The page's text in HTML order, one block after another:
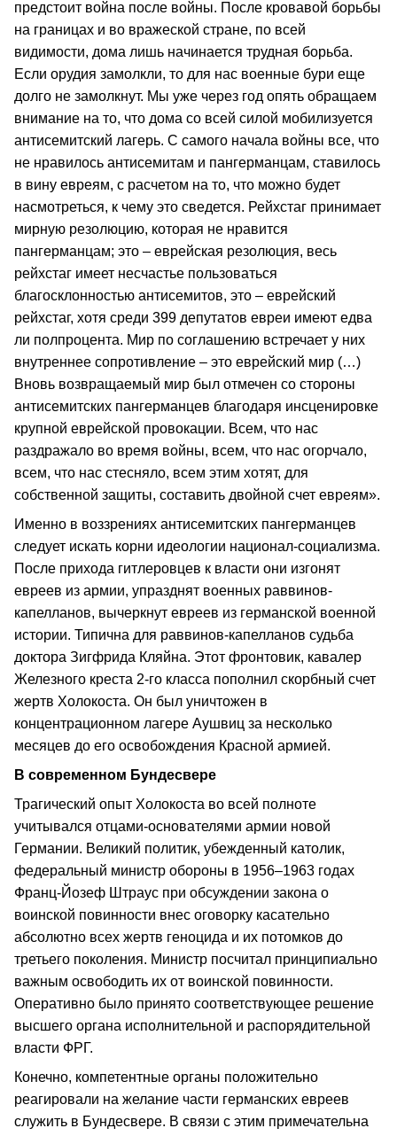
предстоит война после войны. После кровавой борьбы
на границах и во вражеской стране, по всей
видимости, дома лишь начинается трудная борьба.
Если орудия замолкли, то для нас военные бури еще
долго не замолкнут. Мы уже через год опять обращаем
внимание на то, что дома со всей силой мобилизуется
антисемитский лагерь. С самого начала войны все, что
не нравилось антисемитам и пангерманцам, ставилось
в вину евреям, с расчетом на то, что можно будет
насмотреться, к чему это сведется. Рейхстаг принимает
мирную резолюцию, которая не нравится
пангерманцам; это – еврейская резолюция, весь
рейхстаг имеет несчастье пользоваться
благосклонностью антисемитов, это – еврейский
рейхстаг, хотя среди 399 депутатов евреи имеют едва
ли полпроцента. Мир по соглашению встречает у них
внутреннее сопротивление – это еврейский мир (…)
Вновь возвращаемый мир был отмечен со стороны
антисемитских пангерманцев благодаря инсценировке
крупной еврейской провокации. Всем, что нас
раздражало во время войны, всем, что нас огорчало,
всем, что нас стесняло, всем этим хотят, для
собственной защиты, составить двойной счет евреям».
Именно в воззрениях антисемитских пангерманцев
следует искать корни идеологии национал-социализма.
После прихода гитлеровцев к власти они изгонят
евреев из армии, упразднят военных раввинов-
капелланов, вычеркнут евреев из германской военной
истории. Типична для раввинов-капелланов судьба
доктора Зигфрида Кляйна. Этот фронтовик, кавалер
Железного креста 2-го класса пополнил скорбный счет
жертв Холокоста. Он был уничтожен в
концентрационном лагере Аушвиц за несколько
месяцев до его освобождения Красной армией.
В современном Бундесвере
Трагический опыт Холокоста во всей полноте
учитывался отцами-основателями армии новой
Германии. Великий политик, убежденный католик,
федеральный министр обороны в 1956–1963 годах
Франц-Йозеф Штраус при обсуждении закона о
воинской повинности внес оговорку касательно
абсолютно всех жертв геноцида и их потомков до
третьего поколения. Министр посчитал принципиально
важным освободить их от воинской повинности.
Оперативно было принято соответствующее решение
высшего органа исполнительной и распорядительной
власти ФРГ.
Конечно, компетентные органы положительно
реагировали на желание части германских евреев
служить в Бундесвере. В связи с этим примечательна